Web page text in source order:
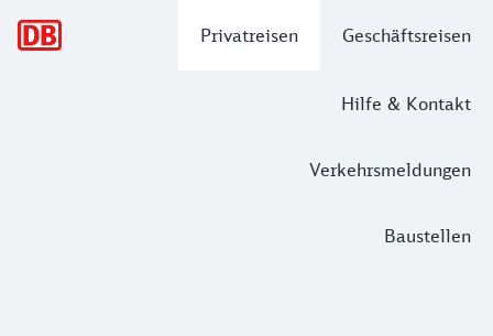
Privatreisen Geschäftsreisen
Hilfe & Kontakt
Verkehrsmeldungen
Baustellen